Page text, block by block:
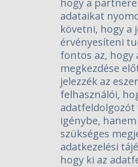
hogy a
adataikat
követni, hogy a
érvényesíteni
fontos az, hogy
megkezdése
jelezzék az
felhasználói,
adatfeldolgozót
igénybe,
szükséges
adatkezelési
hogy ki az